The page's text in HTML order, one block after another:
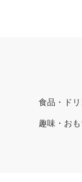
食品・ドリ
趣味・お